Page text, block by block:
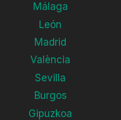
Málaga
León
Madrid
València
Sevilla
Burgos
Gipuzkoa